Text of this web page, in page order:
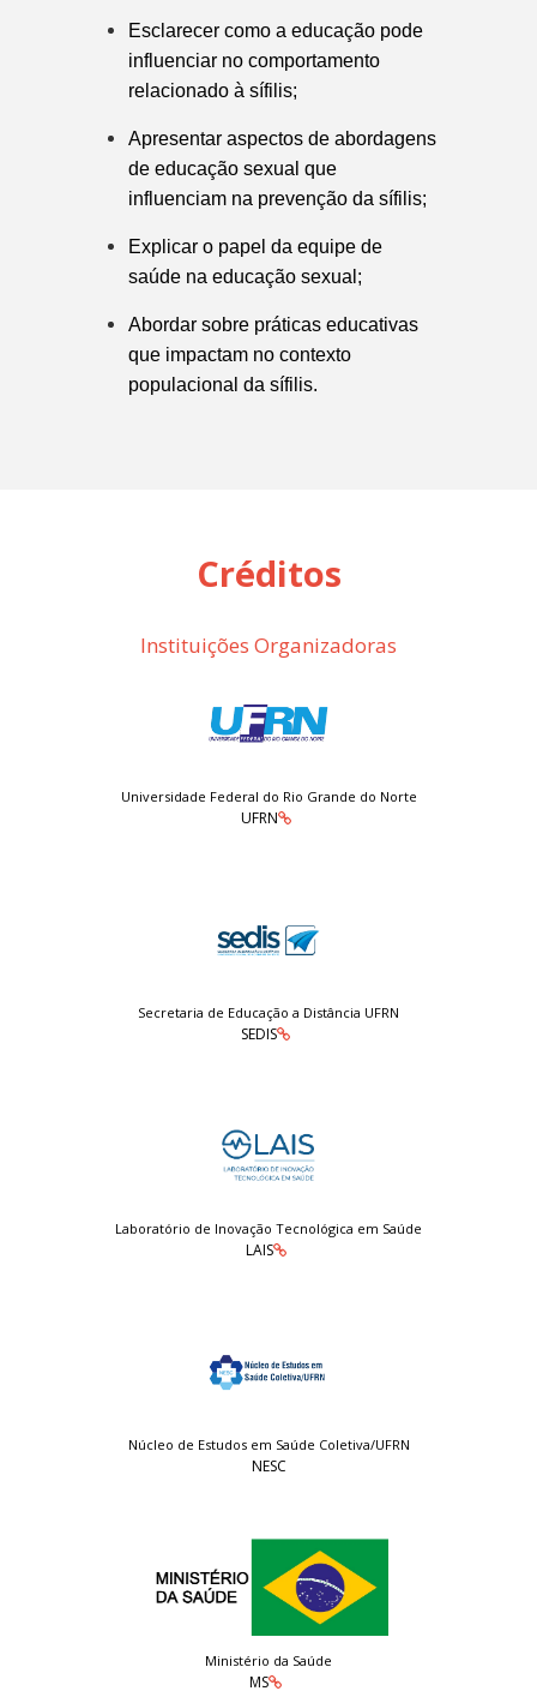
Esclarecer como a educação pode
influenciar no comportamento
relacionado à sífilis;
Apresentar aspectos de abordagens
de educação sexual que
influenciam na prevenção da sífilis;
Explicar o papel da equipede
saúde na educação sexual ;
Abordar sobre práticas educativas
que impactam no contexto
populacional da sífilis.
Créditos
Instituições Organizadoras
Universidade Federal do Rio Grande do Norte
UFRN
Secretaria de Educação a Distância UFRN
SEDIS
Laboratório de Inovação Tecnológica em Saúde
LAIS
Núcleo de Estudos em Saúde Coletiva/UFRN
NESC
Ministério da Saúde
MS